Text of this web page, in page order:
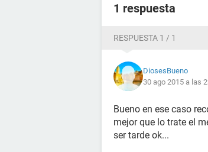
1 respuesta
RESPUESTA 1 / 1
DiosesBueno
30 ago 2015 a las
Bueno en ese caso
mejor que lo trate el
ser tarde ok...